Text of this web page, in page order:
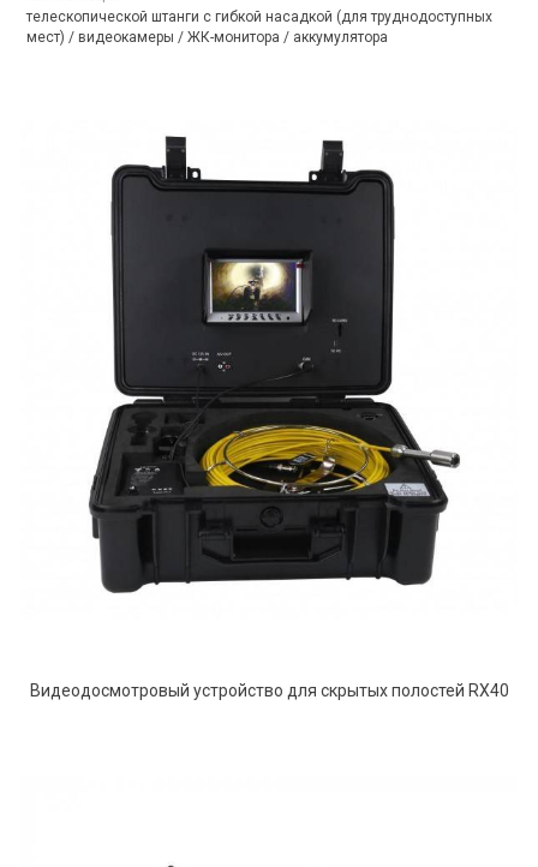
телескопической штанги с гибкой насадкой (для труднодоступных
мест) / видеокамеры / ЖК-монитора / аккумулятора
Видеодосмотровый устройство для скрытых полостей RX40